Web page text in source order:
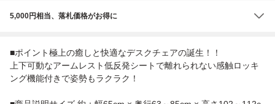
5,000円相当、落札価格がお得に
■ポイント極上の癒しと快適なデスクチェアの誕生！！
上下可動なアームレスト低反発シートで離れられない感触ロッキ
ング機能付きで姿勢もラクラク！